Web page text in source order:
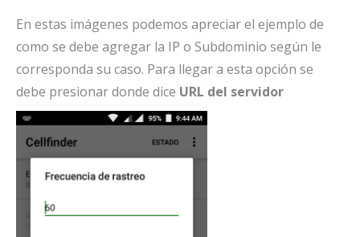
En estas imágenes podemos apreciar el ejemplo de
como se debe agregar la IP o Subdominio según le
corresponda su caso. Para llegar a esta opción se
debe presionar donde dice URL del servidor